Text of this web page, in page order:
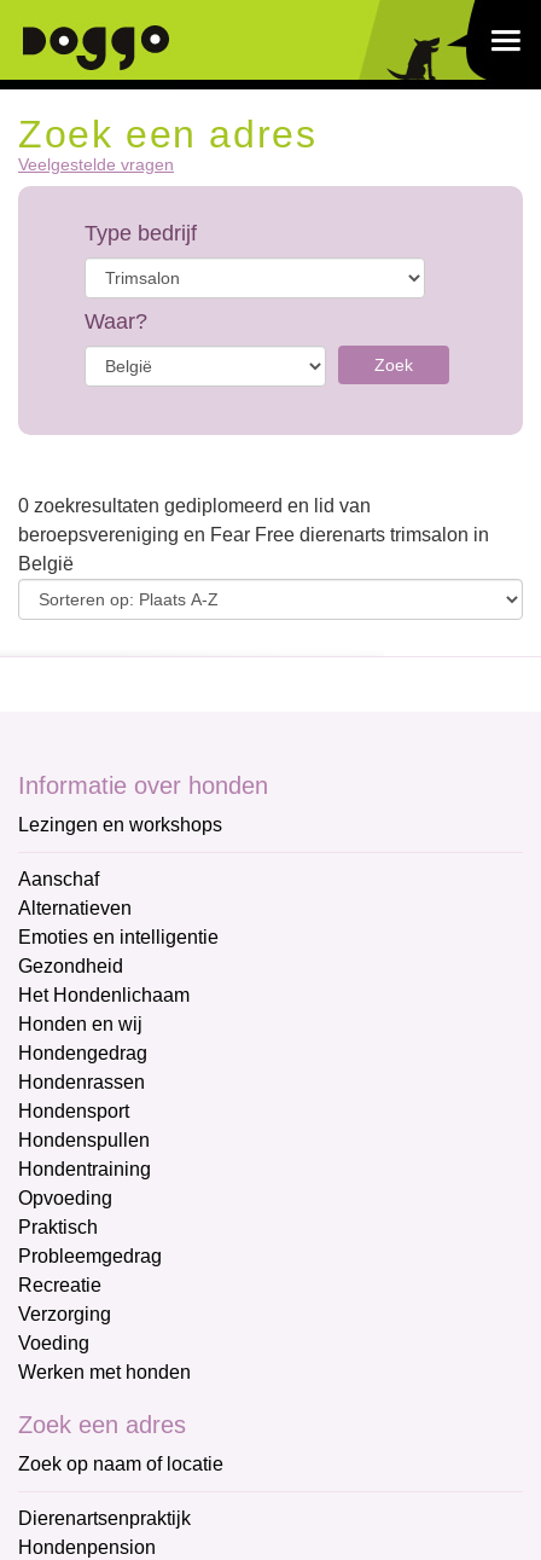
Zoek een adres
Veelgestelde vragen
Type bedrijf
Waar?
Zoek
0 zoekresultaten gediplomeerd en lid van
beroepsvereniging en Fear Free dierenarts trimsalon in
België
Informatie over honden
Lezingen en workshops
Aanschaf
Alternatieven
Emoties en intelligentie
Gezondheid
Het Hondenlichaam
Honden en wij
Hondengedrag
Hondenrassen
Hondensport
Hondenspullen
Hondentraining
Opvoeding
Praktisch
Probleemgedrag
Recreatie
Verzorging
Voeding
Werken met honden
Zoek een adres
Zoek op naam of locatie
Dierenartsenpraktijk
Hondenpension